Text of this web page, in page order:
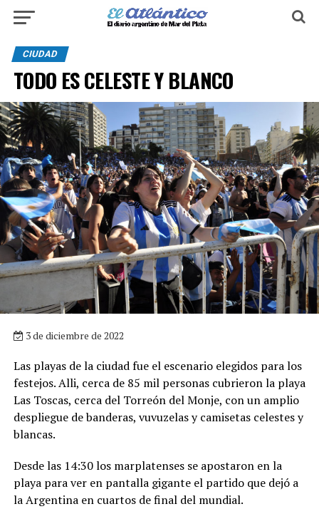
CIUDAD
TODO ES CELESTE Y BLANCO
3 de diciembre de 2022
Las playas de la ciudad fue el escenario elegidos para los
festejos. Alli, cerca de 85 mil personas cubrieron la playa
Las Toscas, cerca del Torreón del Monje, con un amplio
despliegue de banderas, vuvuzelas y camisetas celestes y
blancas.
Desde las 14:30 los marplatenses se apostaron en la
playa para ver en pantalla gigante el partido que dejó a
la Argentina en cuartos de final del mundial.